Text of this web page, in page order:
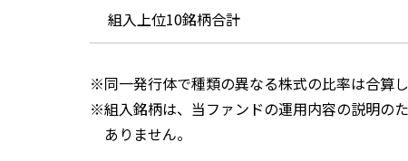
組入上位10銘柄合計
同一発行体で種類の異なる株式の比率は合算し
組入銘柄は、当ファンドの運用内容の説明の
ありません。